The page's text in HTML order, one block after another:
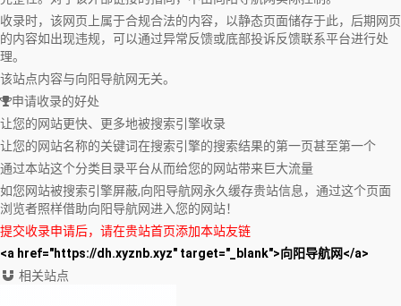
收录时，该网页上属于合规合法的内容，以静态页面储存于此，后期网页
的内容如出现违规，可以通过异常反馈或底部投诉反馈联系平台进行处
理。
该站点内容与向阳导航网无关。
申请收录的好处
让您的网站更快、更多地被搜索引擎收录
让您的网站名称的关键词在搜索引擎的搜索结果的第一页甚至第一个
通过本站这个分类目录平台从而给您的网站带来巨大流量
如您网站被搜索引擎屏蔽,向阳导航网永久缓存贵站信息，通过这个页面
浏览者照样借助向阳导航网进入您的网站！
提交收录申请后，请在贵站首页添加本站友链
<a href="https://dh.xyznb.xyz" target="_blank">向阳导航网</a>
相关站点